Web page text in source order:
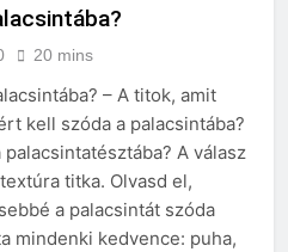
20 mins
– A titok, amit
kell szóda a palacsintába?
A válasz
titka. Olvasd el,
a palacsintát szóda
mindenki kedvence: puha,